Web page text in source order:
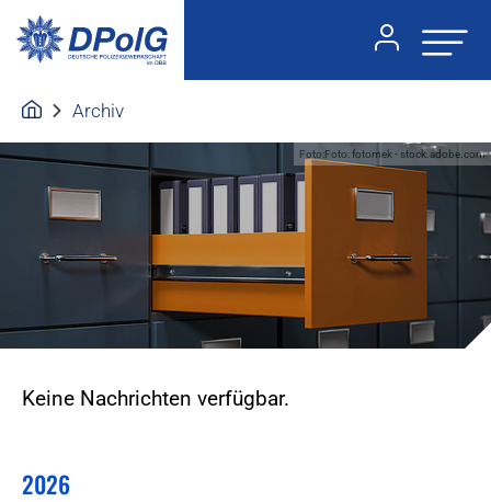
Archiv
Foto:Foto: fotomek - stock.adobe.com
Keine Nachrichten verfügbar.
2026